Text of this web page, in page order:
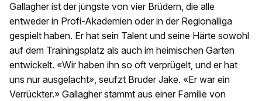
Gallagher ist der jüngste von vier Brüdern, die alle
entweder in Profi-Akademien oder in der Regionalliga
gespielt haben. Er hat sein Talent und seine Härte sowohl
auf dem Trainingsplatz als auch im heimischen Garten
entwickelt. «Wir haben ihn so oft verprügelt, und er hat
uns nur ausgelacht», seufzt Bruder Jake. «Er war ein
Verrückter.» Gallagher stammt aus einer Familie von